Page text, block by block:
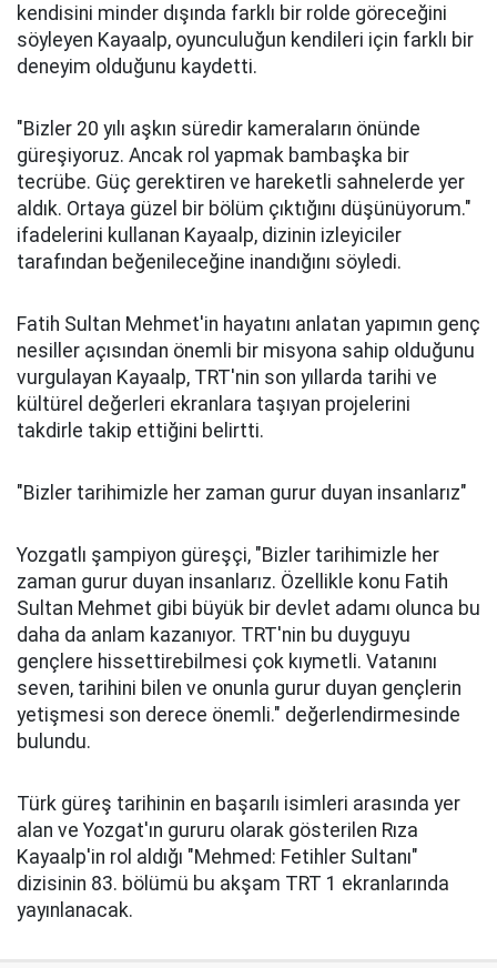
kendisini minder dışında farklı bir rolde göreceğini
söyleyen Kayaalp, oyunculuğun kendileri için farklı bir
deneyim olduğunu kaydetti.
"Bizler 20 yılı aşkın süredir kameraların önünde
güreşiyoruz. Ancak rol yapmak bambaşka bir
tecrübe. Güç gerektiren ve hareketli sahnelerde yer
aldık. Ortaya güzel bir bölüm çıktığını düşünüyorum."
ifadelerini kullanan Kayaalp, dizinin izleyiciler
tarafından beğenileceğine inandığını söyledi.
Fatih Sultan Mehmet'in hayatını anlatan yapımın genç
nesiller açısından önemli bir misyona sahip olduğunu
vurgulayan Kayaalp, TRT'nin son yıllarda tarihi ve
kültürel değerleri ekranlara taşıyan projelerini
takdirle takip ettiğini belirtti.
"Bizler tarihimizle her zaman gurur duyan insanlarız"
Yozgatlı şampiyon güreşçi, "Bizler tarihimizle her
zaman gurur duyan insanlarız. Özellikle konu Fatih
Sultan Mehmet gibi büyük bir devlet adamı olunca bu
daha da anlam kazanıyor. TRT'nin bu duyguyu
gençlere hissettirebilmesi çok kıymetli. Vatanını
seven, tarihini bilen ve onunla gurur duyan gençlerin
yetişmesi son derece önemli." değerlendirmesinde
bulundu.
Türk güreş tarihinin en başarılı isimleri arasında yer
alan ve Yozgat'ın gururu olarak gösterilen Rıza
Kayaalp'in rol aldığı "Mehmed: Fetihler Sultanı"
dizisinin 83. bölümü bu akşam TRT 1 ekranlarında
yayınlanacak.